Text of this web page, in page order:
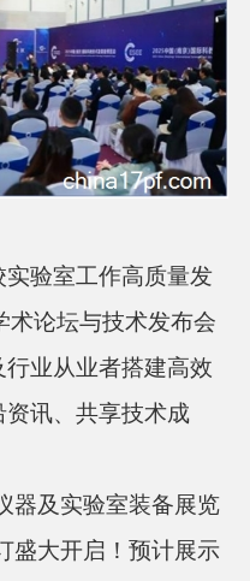
验室工作高质量发
术论坛与技术发布会
业从业者搭建高效
讯、共享技术成
器及实验室装备展览
盛大开启！预计展示